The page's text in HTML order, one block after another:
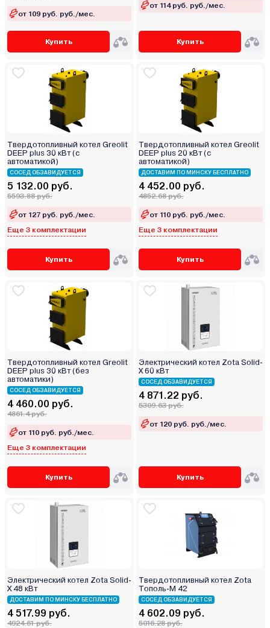
от 109 руб. руб./мес.
Купить
от 114 руб. руб./мес.
Купить
Твердотопливный котел Greolit
DEEP plus 30 кВт (с
автоматикой)
СОСЕД ОБЗАВИДУЕТСЯ
5 132.00 руб.
5593.88 руб.
от 127 руб. руб./мес.
Еще 3 комплектации
Купить
Твердотопливный котел Greolit
DEEP plus 20 кВт (с
автоматикой)
ДОСТАВИМ ПО МИНСКУ БЕСПЛАТНО
4 452.00 руб.
4852.68 руб.
от 110 руб. руб./мес.
Еще 3 комплектации
Купить
Твердотопливный котел Greolit
DEEP plus 30 кВт (без
автоматики)
СОСЕД ОБЗАВИДУЕТСЯ
4 460.00 руб.
4861.4 руб.
от 110 руб. руб./мес.
Еще 3 комплектации
Купить
Электрический котел Zota Solid-
Х 60 кВт
СОСЕД ОБЗАВИДУЕТСЯ
4 871.22 руб.
5309.63 руб.
от 120 руб. руб./мес.
Купить
Электрический котел Zota Solid-
Х 48 кВт
ДОСТАВИМ ПО МИНСКУ БЕСПЛАТНО
4 517.99 руб.
4924.61 руб.
Твердотопливный котел Zota
Тополь-М 42
СОСЕД ОБЗАВИДУЕТСЯ
4 602.09 руб.
5016.28 руб.